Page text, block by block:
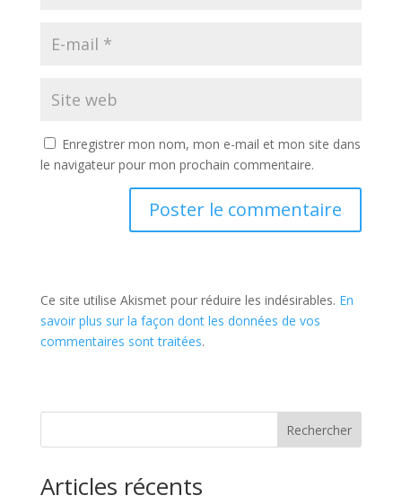
Enregistrer mon nom, mon e-mail et mon site dans
le navigateur pour mon prochain commentaire.
Ce site utilise Akismet pour réduire les indésirables. En
savoir plus sur la façon dont les données de vos
commentaires sont traitées.
Rechercher
Articles récents